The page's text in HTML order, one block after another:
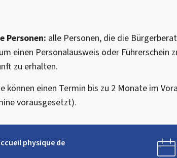
Personen: alle Personen, die die
einen Personalausweis oder Führerschein
zu erhalten.
können einen Termin bis zu 2 Monate im
vorausgesetzt).
physique de